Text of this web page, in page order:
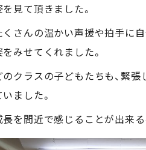
を見て頂きました。
くさんの温かい声援や拍手に
をみせてくれました。
のクラスの子どもたちも、緊
いました。
長を間近で感じることが出来